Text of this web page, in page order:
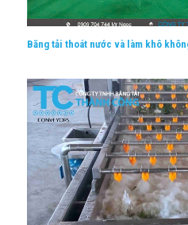
Băng tải thoát nước và làm khô